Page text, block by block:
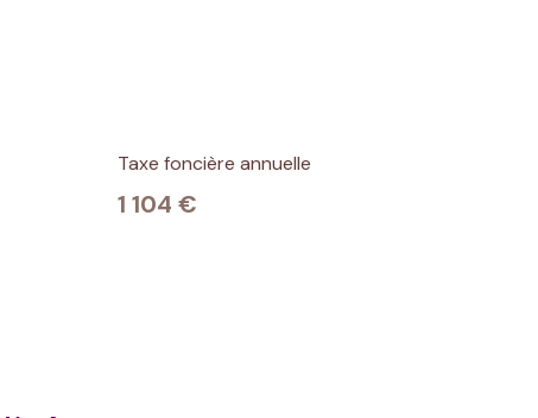
Taxe foncière annuelle
1 104 €